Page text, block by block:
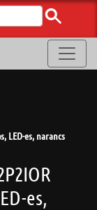
LED-es, narancs
es,